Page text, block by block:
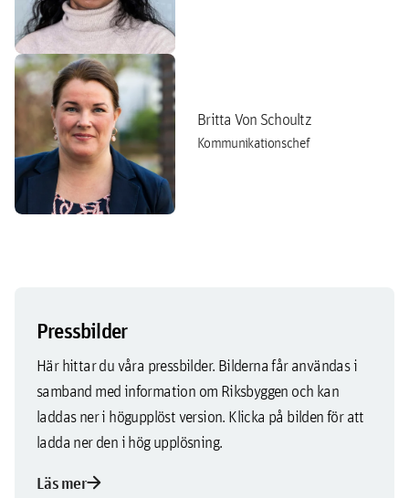
Britta Von Schoultz
Kommunikationschef
Pressbilder
Här hittar du våra pressbilder. Bilderna får användas i
samband med information om Riksbyggen och kan
laddas ner i högupplöst version. Klicka på bilden för att
ladda ner den i hög upplösning.
Läs merarrow_forward